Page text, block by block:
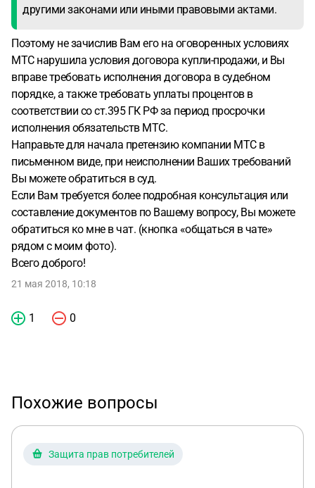
другими законами или иными правовыми актами.
Поэтому не зачислив Вам его на оговоренных условиях
МТС нарушила условия договора купли-продажи, и Вы
вправе требовать исполнения договора в судебном
порядке, а также требовать уплаты процентов в
соответствии со ст.395 ГК РФ за период просрочки
исполнения обязательств МТС.
Направьте для начала претензию компании МТС в
письменном виде, при неисполнении Ваших требований
Вы можете обратиться в суд.
Если Вам требуется более подробная консультация или
составление документов по Вашему вопросу, Вы можете
обратиться ко мне в чат. (кнопка «общаться в чате»
рядом с моим фото).
Всего доброго!
21 мая 2018, 10:18
1 0
Похожие вопросы
Защита прав потребителей